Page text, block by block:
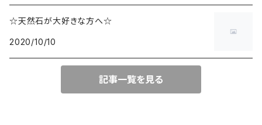
☆天然石が大好きな方へ☆
2020/10/10
記事一覧を見る